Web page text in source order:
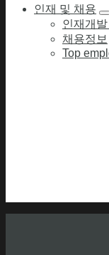
인재 및 채용
인재개발
채용정보
Top